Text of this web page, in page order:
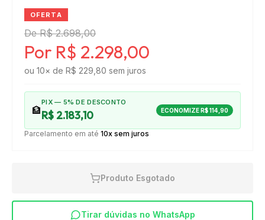
OFERTA
DeR$ 2.698,00
Por R$ 2.298,00
ou 10× de R$ 229,80 sem juros
🏦
PIX — 5% DE DESCONTO
R$ 2.183,10 ECONOMIZER$ 114,90
Parcelamento em até 10x sem juros
Produto Esgotado
Tirar dúvidas no WhatsApp